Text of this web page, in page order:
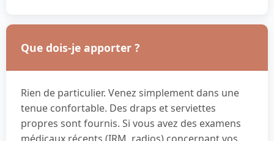
Que dois-je apporter ?
Rien de particulier. Venez simplement dans une
tenue confortable. Des draps et serviettes
propres sont fournis. Si vous avez des examens